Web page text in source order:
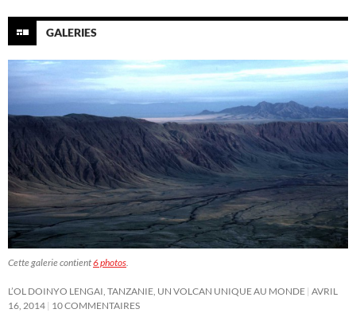
GALERIES
Cette galerie contient6 photos.
L’OL DOINYO LENGAI, TANZANIE, UN VOLCAN UNIQUE AU MONDE AVRIL
16, 2014 10 COMMENTAIRES